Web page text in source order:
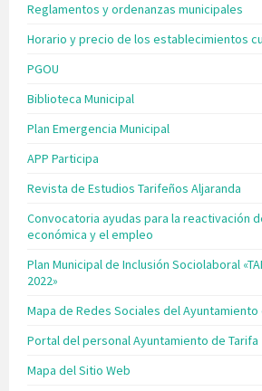
Reglamentos y ordenanzas municipales
Horario y precio de los establecimientos
PGOU
Biblioteca Municipal
Plan Emergencia Municipal
APP Participa
Revista de Estudios Tarifeños Aljaranda
Convocatoria ayudas para la reactivación
económica y el empleo
Plan Municipal de Inclusión Sociolaboral
2022»
Mapa de Redes Sociales del Ayuntamiento
Portal del personal Ayuntamiento de Tarifa
Mapa del Sitio Web